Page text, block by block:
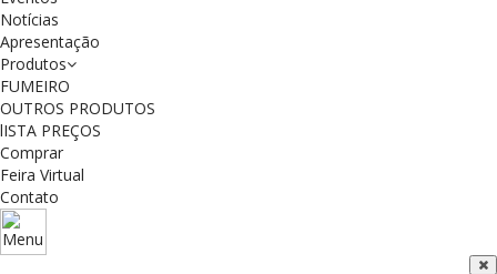
Notícias
Apresentação
Produtos
FUMEIRO
OUTROS PRODUTOS
lISTA PREÇOS
Comprar
Feira Virtual
Contato